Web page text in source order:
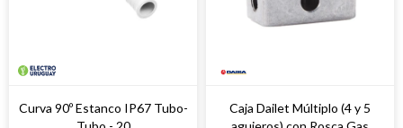
Curva 90º Estanco IP67 Tubo-
Caja Dailet Múltiplo (4 y 5